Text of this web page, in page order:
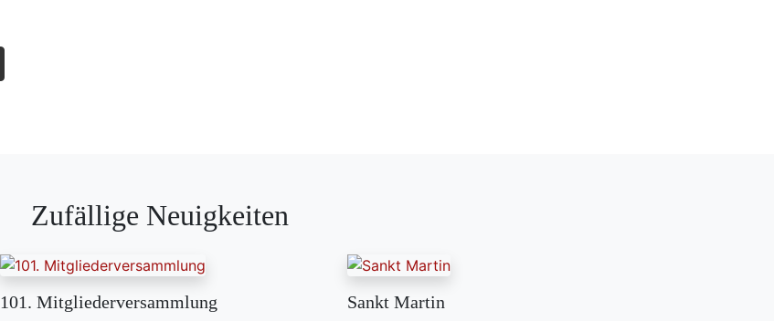
Zufällige Neuigkeiten
101. Mitgliederversammlung Sankt Martin